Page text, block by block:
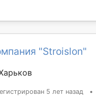
"Stroislon"
5 лет назад •